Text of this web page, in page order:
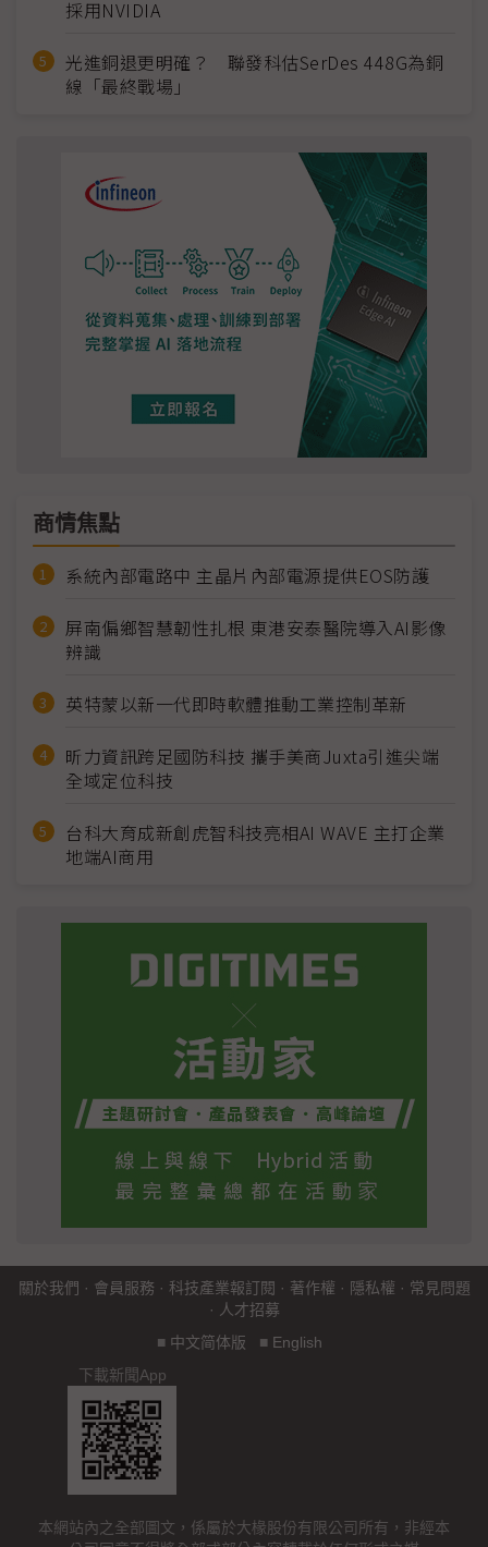
採用NVIDIA
光進銅退更明確？ 聯發科估SerDes 448G為銅
線「最終戰場」
商情焦點
系統內部電路中 主晶片內部電源提供EOS防護
屏南偏鄉智慧韌性扎根 東港安泰醫院導入AI影像
辨識
英特蒙以新一代即時軟體推動工業控制革新
昕力資訊跨足國防科技 攜手美商Juxta引進尖端
全域定位科技
台科大育成新創虎智科技亮相AI WAVE 主打企業
地端AI商用
關於我們 · 會員服務 · 科技產業報訂閱 · 著作權 · 隱私權 · 常見問題
· 人才招募
■ 中文简体版 ■ English
下載新聞App
本網站內之全部圖文，係屬於大椽股份有限公司所有，非經本